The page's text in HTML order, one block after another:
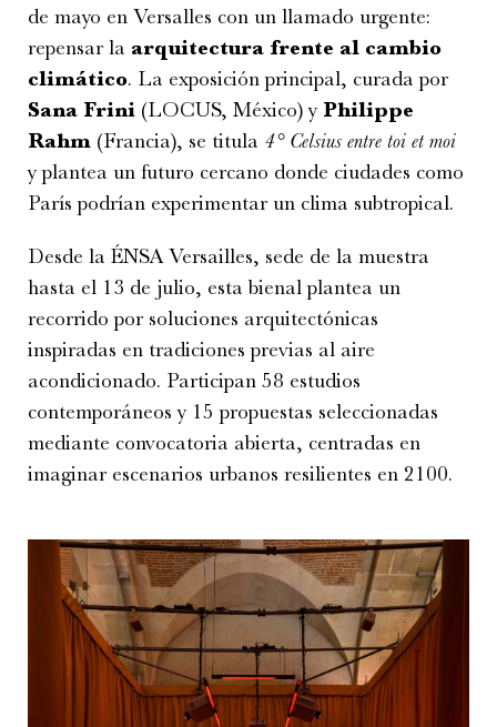
de mayo en Versalles con un llamado urgente:
repensar la arquitectura frente al cambio
climático. La exposición principal, curada por
Sana Frini (LOCUS, México) y Philippe
Rahm (Francia), se titula 4° Celsius entre toi et moi
y plantea un futuro cercano donde ciudades como
París podrían experimentar un clima subtropical.
Desde la ÉNSA Versailles, sede de la muestra
hasta el 13 de julio, esta bienal plantea un
recorrido por soluciones arquitectónicas
inspiradas en tradiciones previas al aire
acondicionado. Participan 58 estudios
contemporáneos y 15 propuestas seleccionadas
mediante convocatoria abierta, centradas en
imaginar escenarios urbanos resilientes en 2100.